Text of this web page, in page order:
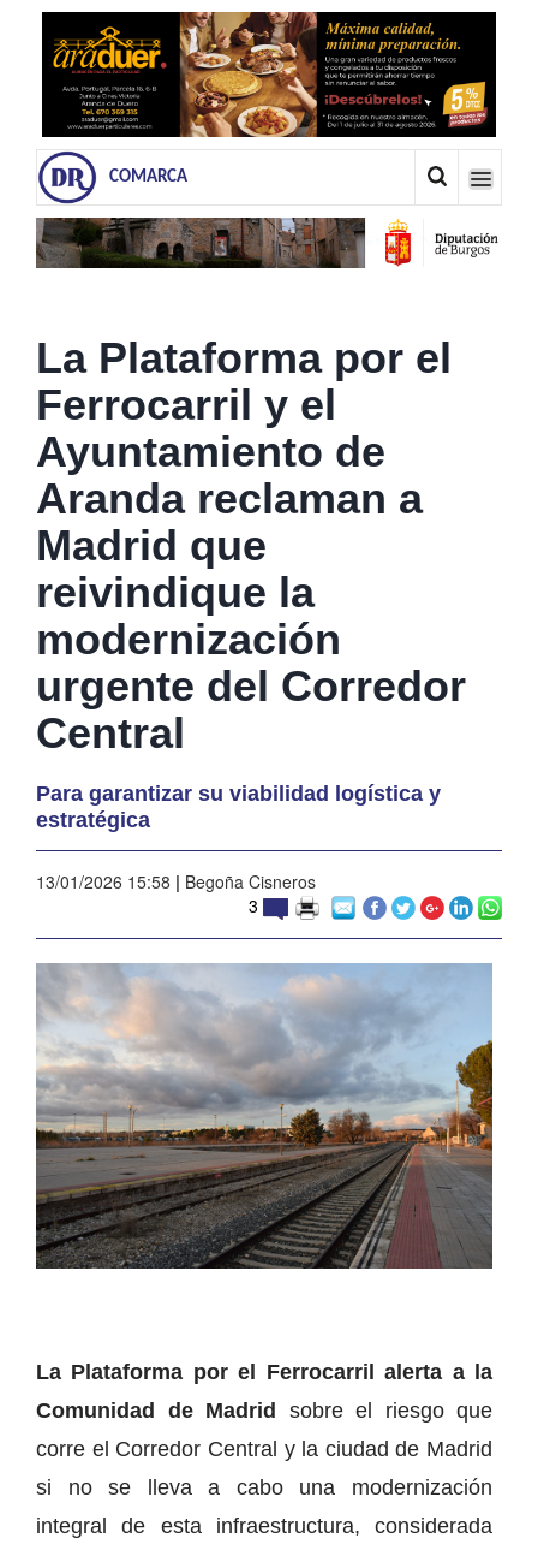
COMARCA
La Plataforma por el
Ferrocarril y el
Ayuntamiento de
Aranda reclaman a
Madrid que
reivindique la
modernización
urgente del Corredor
Central
Para garantizar su viabilidad logística y
estratégica
13/01/2026 15:58 | Begoña Cisneros
3
La Plataforma por el Ferrocarril alerta a la
Comunidad de Madrid sobre el riesgo que
corre el Corredor Central y la ciudad de Madrid
si no se lleva a cabo una modernización
integral de esta infraestructura, considerada